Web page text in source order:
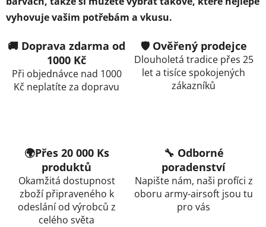
vyhovuje vašim potřebám a vkusu.
🚚 Doprava zdarma od
1000 Kč
Při objednávce nad 1000
Kč neplatíte za dopravu
🛡️ Ověřený prodejce
Dlouholetá tradice přes 25
let a tisíce spokojených
zákazníků
🌍Přes 20 000 Ks
produktů
Okamžitá dostupnost
zboží připraveného k
odeslání od výrobců z
celého světa
🔧 Odborné
poradenství
Napište nám, naši profíci z
oboru army-airsoft jsou tu
pro vás